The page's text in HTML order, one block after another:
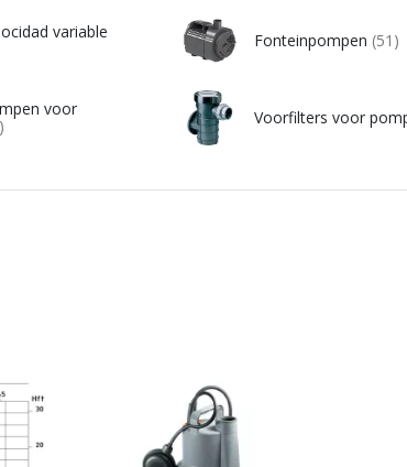
variable
Fonteinpompen (51)
voor
Voorfilters voor